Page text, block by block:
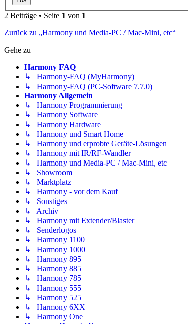
2 Beiträge • Seite 1 von 1
Zurück zu „Harmony und Media-PC / Mac-Mini, etc“
Gehe zu
Harmony FAQ
↳ Harmony-FAQ (MyHarmony)
↳ Harmony-FAQ (PC-Software 7.7.0)
Harmony Allgemein
↳ Harmony Programmierung
↳ Harmony Software
↳ Harmony Hardware
↳ Harmony und Smart Home
↳ Harmony und erprobte Geräte-Lösungen
↳ Harmony mit IR/RF-Wandler
↳ Harmony und Media-PC / Mac-Mini, etc
↳ Showroom
↳ Marktplatz
↳ Harmony - vor dem Kauf
↳ Sonstiges
↳ Archiv
↳ Harmony mit Extender/Blaster
↳ Senderlogos
↳ Harmony 1100
↳ Harmony 1000
↳ Harmony 895
↳ Harmony 885
↳ Harmony 785
↳ Harmony 555
↳ Harmony 525
↳ Harmony 6XX
↳ Harmony One